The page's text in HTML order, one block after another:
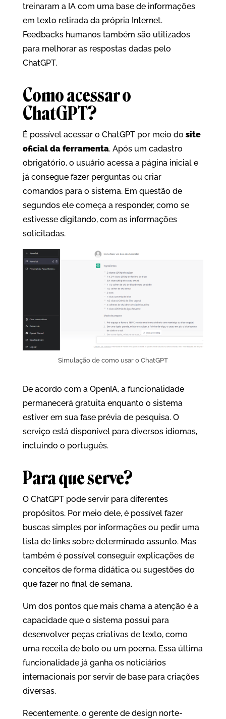
treinaram a IA com uma base de informações
em texto retirada da própria Internet.
Feedbacks humanos também são utilizados
para melhorar as respostas dadas pelo
ChatGPT.
Como acessar o
ChatGPT?
É possível acessar o ChatGPT por meio do site
oficial da ferramenta. Após um cadastro
obrigatório, o usuário acessa a página inicial e
já consegue fazer perguntas ou criar
comandos para o sistema. Em questão de
segundos ele começa a responder, como se
estivesse digitando, com as informações
solicitadas.
Simulação de como usar o ChatGPT
De acordo com a OpenIA, a funcionalidade
permanecerá gratuita enquanto o sistema
estiver em sua fase prévia de pesquisa. O
serviço está disponível para diversos idiomas,
incluindo o português.
Para que serve?
O ChatGPT pode servir para diferentes
propósitos. Por meio dele, é possível fazer
buscas simples por informações ou pedir uma
lista de links sobre determinado assunto. Mas
também é possível conseguir explicações de
conceitos de forma didática ou sugestões do
que fazer no final de semana.
Um dos pontos que mais chama a atenção é a
capacidade que o sistema possui para
desenvolver peças criativas de texto, como
uma receita de bolo ou um poema. Essa última
funcionalidade já ganha os noticiários
internacionais por servir de base para criações
diversas.
Recentemente, o gerente de design norte-